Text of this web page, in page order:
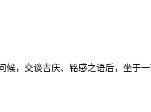
，交谈吉庆、铭感之语后，坐于一